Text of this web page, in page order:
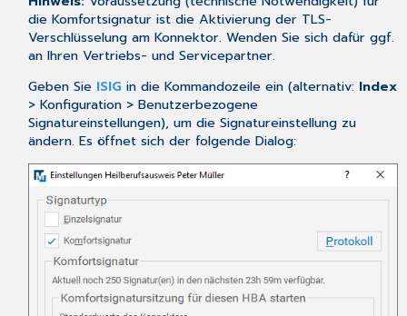
die Komfortsignatur ist die Aktivierung der TLS-
Verschlüsselung am Konnektor. Wenden Sie sich dafür ggf.
an Ihren Vertriebs- und Servicepartner.
Geben Sie ISIGin die Kommandozeile ein (alternativ: Index
> Konfiguration > Benutzerbezogene
Signatureinstellungen), um die Signatureinstellung zu
ändern. Es öffnet sich der folgende Dialog: